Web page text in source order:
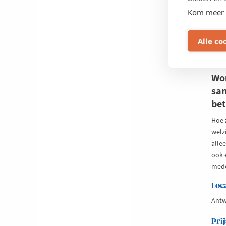
Kom
Alle
in
Hoe
ook